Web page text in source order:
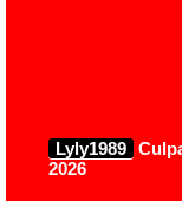
Lyly1989
2026